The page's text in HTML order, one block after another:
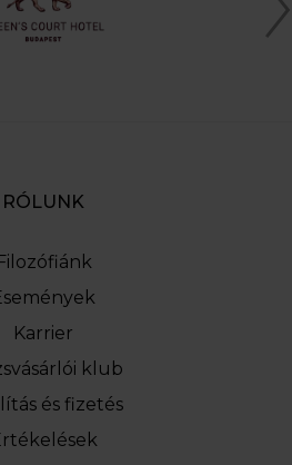
RÓLUNK
Karrier
klub
és fizetés